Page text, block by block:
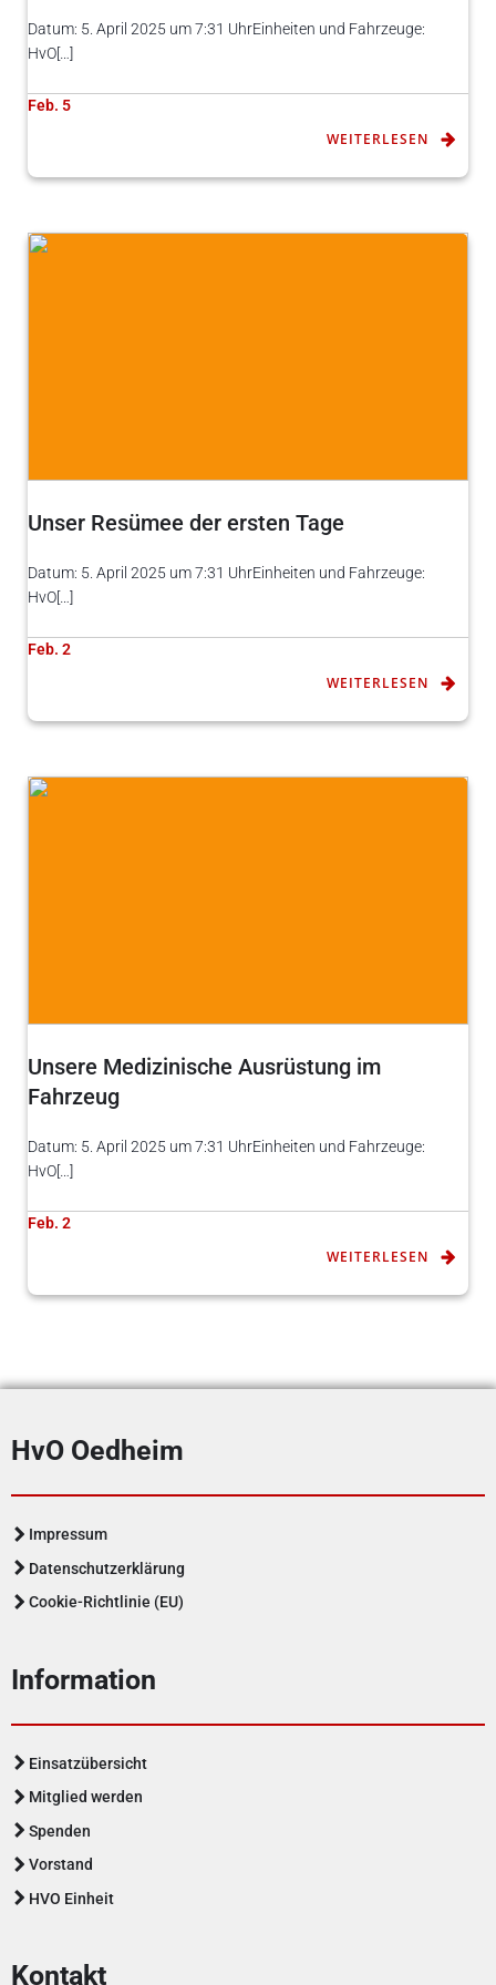
Datum: 5. April 2025 um 7:31 UhrEinheiten und Fahrzeuge:
HvO[…]
Feb. 5
WEITERLESEN
Unser Resümee der ersten Tage
Datum: 5. April 2025 um 7:31 UhrEinheiten und Fahrzeuge:
HvO[…]
Feb. 2
WEITERLESEN
Unsere Medizinische Ausrüstung im
Fahrzeug
Datum: 5. April 2025 um 7:31 UhrEinheiten und Fahrzeuge:
HvO[…]
Feb. 2
WEITERLESEN
HvO Oedheim
Impressum
Datenschutzerklärung
Cookie-Richtlinie (EU)
Information
Einsatzübersicht
Mitglied werden
Spenden
Vorstand
HVO Einheit
Kontakt